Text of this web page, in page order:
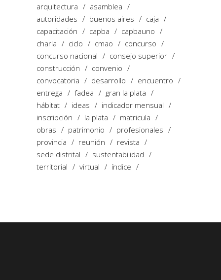
arquitectura
asamblea
autoridades
buenos aires
caja
capacitación
capba
capbauno
charla
ciclo cmao
concurso
concurso nacional
consejo superior
construcción
convenio
convocatoria
desarrollo
encuentro
entrega
fadea
gran la plata
hábitat
ideas
indicador mensual
inscripción
la plata
matricula
obras
patrimonio
profesionales
provincia
reunión
revista
sede distrital
sustentabilidad
territorial
virtual índice